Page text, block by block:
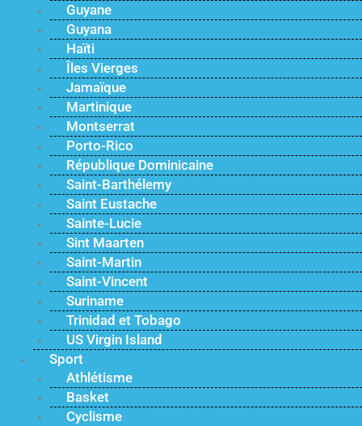
Guyane
Guyana
Haïti
Îles Vierges
Jamaïque
Martinique
Montserrat
Porto-Rico
République Dominicaine
Saint-Barthélemy
Saint Eustache
Sainte-Lucie
Sint Maarten
Saint-Martin
Saint-Vincent
Suriname
Trinidad et Tobago
US Virgin Island
Sport
Athlétisme
Basket
Cyclisme